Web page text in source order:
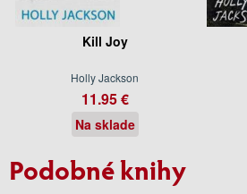
Kill Joy
Holly Jackson
11.95 €
Na sklade
Podobné knihy